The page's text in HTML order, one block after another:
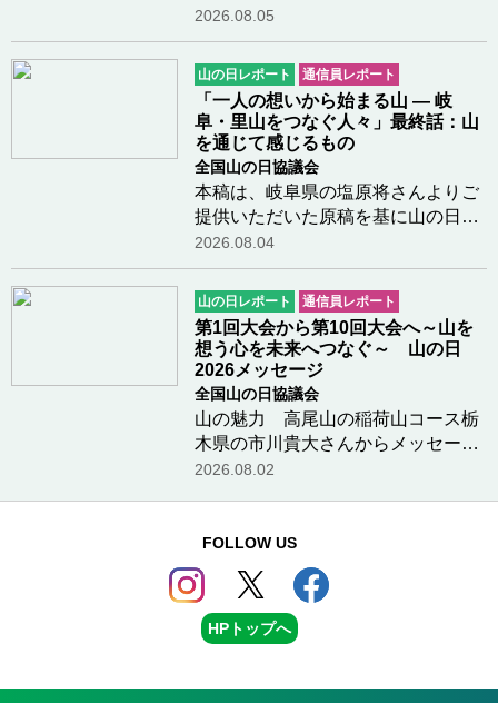
『山と溪谷』編集長、広報・デジタ
ル委員）さんよりメッセージをいた
だきました「山の日」について小中
学生に伝えるには登山の出版社に長
く勤めていたこ…つづきを読む
2026.08.05
山の日レポート 通信員レポート
「一人の想いから始まる山 ― 岐
阜・里山をつなぐ人々」最終話：山
を通じて感じるもの
全国山の日協議会
本稿は、岐阜県の塩原将さんよりご
提供いただいた原稿を基に山の日協
議会で編集を行なったものです。＊
＊＊＊＊美濃國山城トレイルにはま
だまだご紹介したい方々がたくさん
いらっしゃいますが、メンバーの皆
さんが共通して…つづきを読む
2026.08.04
山の日レポート 通信員レポート
第1回大会から第10回大会へ～山を
想う心を未来へつなぐ～ 山の日
2026メッセージ
全国山の日協議会
山の魅力 高尾山の稲荷山コース栃
木県の市川貴大さんからメッセージ
をいただきました子供の頃は喘息が
で、「外で遊びたいな」とずっと思
っていました。…つづきを読む
2026.08.02
FOLLOW US
HPトップへ